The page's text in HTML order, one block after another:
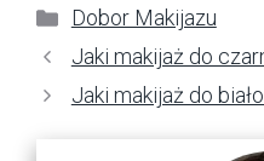
Kategorie
Dobor Makijazu
Jaki makijaż do
Jaki makijaż do